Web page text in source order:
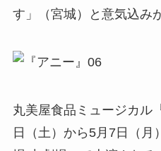
す」（宮城）と意気込み
丸美屋食品ミュージカル
日（土）から5月7日（月